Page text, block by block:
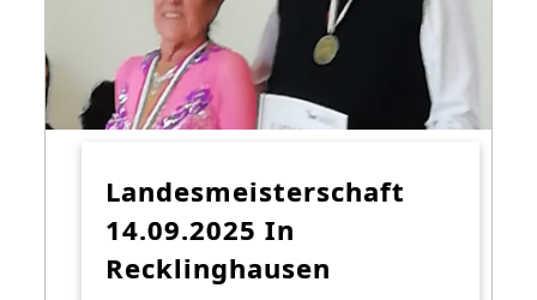
Landesmeisterschaft
14.09.2025 In
Recklinghausen